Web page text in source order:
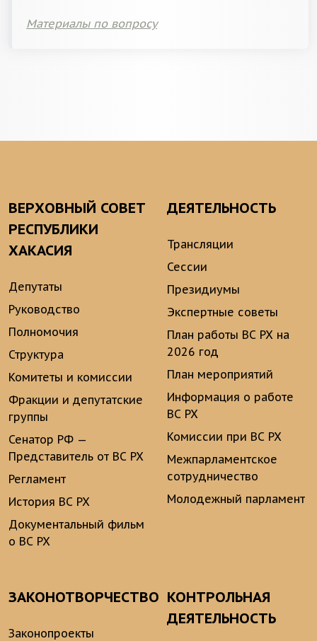
Материалы по вопросу
ВЕРХОВНЫЙ СОВЕТ
РЕСПУБЛИКИ
ХАКАСИЯ
Депутаты
Руководство
Полномочия
Структура
Комитеты и комиссии
Фракции и депутатские
группы
Сенатор РФ —
Представитель от ВС РХ
Регламент
История ВС РХ
Документальный фильм
о ВС РХ
ДЕЯТЕЛЬНОСТЬ
Трансляции
Сессии
Президиумы
Экспертные советы
План работы ВС РХ на
2026 год
План мероприятий
Информация о работе
ВС РХ
Комиссии при ВС РХ
Межпарламентское
сотрудничество
Молодежный парламент
ЗАКОНОТВОРЧЕСТВО
Законопроекты
КОНТРОЛЬНАЯ
ДЕЯТЕЛЬНОСТЬ